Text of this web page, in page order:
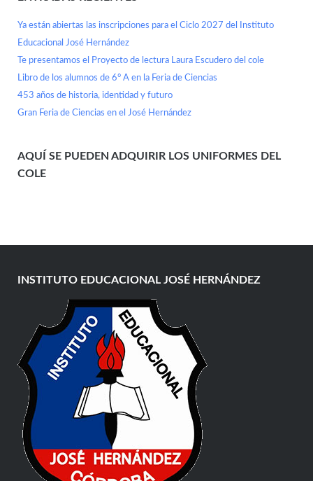
Ya están abiertas las inscripciones para el Ciclo 2027 del Instituto
Educacional José Hernández
Te presentamos el Proyecto de lectura Laura Escudero del cole
Libro de los alumnos de 6° A en la Feria de Ciencias
453 años de historia, identidad y futuro
Gran Feria de Ciencias en el José Hernández
AQUÍ SE PUEDEN ADQUIRIR LOS UNIFORMES DEL
COLE
INSTITUTO EDUCACIONAL JOSÉ HERNÁNDEZ